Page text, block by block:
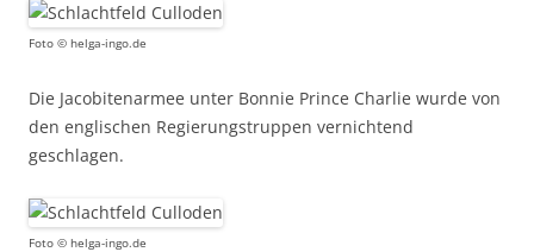
Foto © helga-ingo.de
Die Jacobitenarmee unter Bonnie Prince Charlie wurde von
den englischen Regierungstruppen vernichtend
geschlagen.
Foto © helga-ingo.de